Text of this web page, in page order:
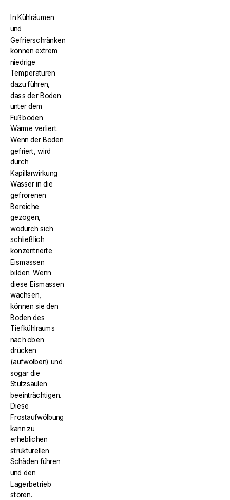
In Kühlräumen
und
Gefrierschränken
können extrem
niedrige
Temperaturen
dazu führen,
dass der Boden
unter dem
Fußboden
Wärme verliert.
Wenn der Boden
gefriert, wird
durch
Kapillarwirkung
Wasser in die
gefrorenen
Bereiche
gezogen,
wodurch sich
schließlich
konzentrierte
Eismassen
bilden. Wenn
diese Eismassen
wachsen,
können sie den
Boden des
Tiefkühlraums
nach oben
drücken
(aufwölben) und
sogar die
Stützsäulen
beeinträchtigen.
Diese
Frostaufwölbung
kann zu
erheblichen
strukturellen
Schäden führen
und den
Lagerbetrieb
stören.